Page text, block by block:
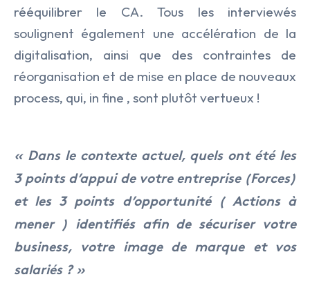
rééquilibrer le CA. Tous les interviewés
soulignent également une accélération de la
digitalisation, ainsi que des contraintes de
réorganisation et de mise en place de nouveaux
process, qui, in fine , sont plutôt vertueux !
« Dans le contexte actuel, quels ont été les
3 points d’appui de votre entreprise (Forces)
et les 3 points d’opportunité ( Actions à
mener ) identifiés afin de sécuriser votre
business, votre image de marque et vos
salariés ? »
Management de Transition &
Environnement et Energies
Finance
Médical
Nucléaire
Transport & Logistique